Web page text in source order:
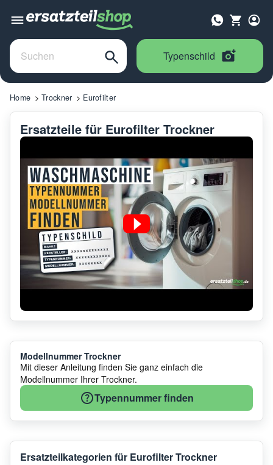
Typenschild
Home Trockner Eurofilter
Ersatzteile für Eurofilter Trockner
Modellnummer Trockner
Mit dieser Anleitung finden Sie ganz einfach die
Modellnummer Ihrer Trockner.
Typennummer finden
Ersatzteilkategorien für Eurofilter Trockner